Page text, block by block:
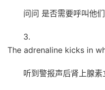
问问 是否需要呼叫他们
3.
The adrenaline kicks in
听到警报声后肾上腺素